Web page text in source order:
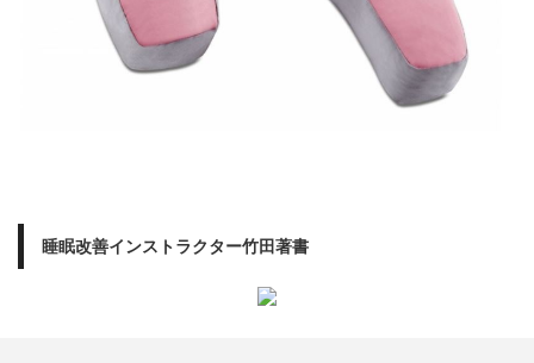
睡眠改善インストラクター竹田著書